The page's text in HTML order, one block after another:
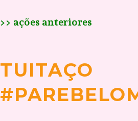
>> ações anteriores
TUITAÇO